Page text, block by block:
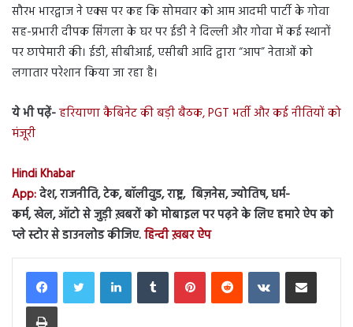
सौरभ भारद्वाज ने एक्स पर कह कि सोमवार को आम आदमी पार्टी के गोवा
सह-प्रभारी दीपक सिंगला के घर पर ईडी ने दिल्ली और गोवा में कई स्थानों
पर छापेमारी की। ईडी, सीबीआई, एसीबी आदि द्वारा “आप” नेताओं को
लगातार परेशान किया जा रहा है।
ये भी पढ़ें-हरियाणा कैबिनेट की बड़ी बैठक, PGT भर्ती और कई नीतियों को
मंजूरी
Hindi Khabar
App:देश, राजनीति, टेक, बॉलीवुड, राष्ट्र, बिज़नेस, ज्योतिष, धर्म-
कर्म, खेल, ऑटो से जुड़ी ख़बरों को मोबाइल पर पढ़ने के लिए हमारे ऐप को
प्ले स्टोर से डाउनलोड कीजिए.हिन्दी ख़बर ऐप
LinkedInTumblr PinterestReddit VKontakteShare via Email
Print